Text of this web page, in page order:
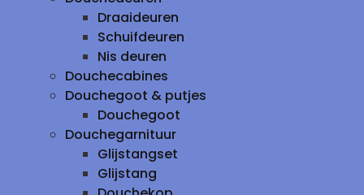
Draaideuren
Schuifdeuren
Nis deuren
Douchecabines
Douchegoot & putjes
Douchegoot
Douchegarnituur
Glijstangset
Glijstang